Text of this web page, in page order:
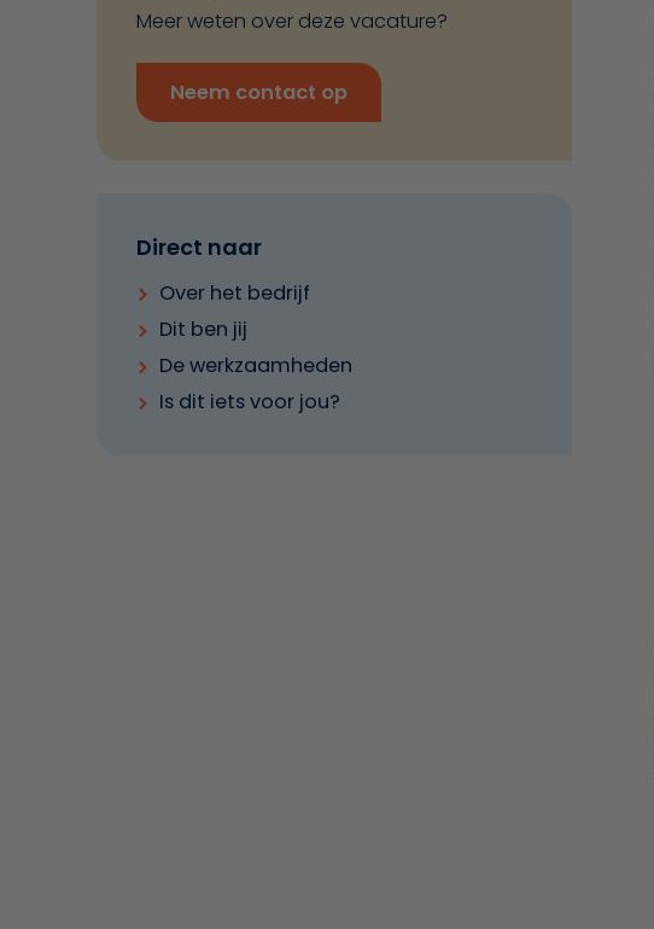
Meer weten over deze vacature?
Neem contact op
Direct naar
Over het bedrijf
Dit ben jij
De werkzaamheden
Is dit iets voor jou?